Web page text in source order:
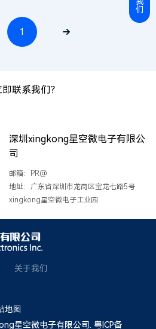
1
联系我们？
深圳xingkong星空微电子有限公
司
邮箱：PR@
地址：广东省深圳市龙岗区宝龙七路5号
xingkong星空微电子工业园
关于我们
地图
星空微电子有限公司. 粤ICP备
们